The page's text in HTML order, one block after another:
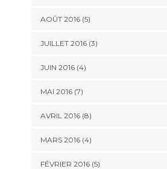
AOÛT 2016 (5)
JUILLET 2016 (3)
JUIN 2016 (4)
MAI 2016 (7)
AVRIL 2016 (8)
MARS 2016 (4)
FÉVRIER 2016 (5)